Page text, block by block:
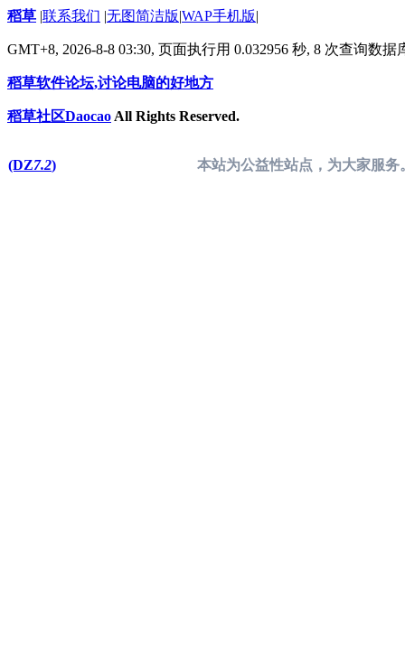
稻草 |联系我们 |无图简洁版|WAP手机版|
GMT+8, 2026-8-8 03:30, 页面执行用 0.032956 秒, 8 次查询数
稻草软件论坛,讨论电脑的好地方
稻草社区Daocao All Rights Reserved.
(DZ7.2) 本站为公益性站点，为大家服